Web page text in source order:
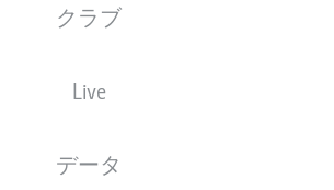
クラブ
Live
データ